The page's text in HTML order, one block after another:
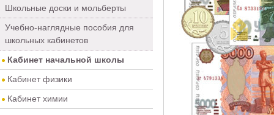
Школьные доски и мольберты
Учебно-наглядные пособия для
школьных кабинетов
Кабинет начальной школы
Кабинет физики
Кабинет химии